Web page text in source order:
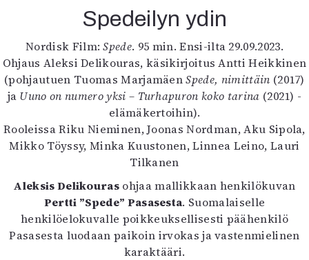
Sarjakuva
Sámegillii
Pääkirjoitus
Paperilehdestä
Oulu2026
Näyttelyt
Musiikki
Levyt
Kuvataide
Kirjat
Esitystaide
Arkisto
Lehdet
Spedeilyn ydin
Nordisk Film:Spede. 95 min. Ensi-ilta 29.09.2023.
Ohjaus Aleksi Delikouras, käsikirjoitus Antti Heikkinen
(pohjautuen Tuomas MarjamäenSpede, nimittäin (2017)
ja Uuno on numero yksi – Turhapuron koko tarina (2021) -
elämäkertoihin).
Rooleissa Riku Nieminen, Joonas Nordman, Aku Sipola,
Mikko Töyssy, Minka Kuustonen, Linnea Leino, Lauri
Tilkanen
Aleksis Delikouras ohjaa mallikkaan henkilökuvan
Pertti ”Spede” Pasasesta. Suomalaiselle
henkilöelokuvalle poikkeuksellisesti päähenkilö
Pasasesta luodaan paikoin irvokas ja vastenmielinen
karaktääri.